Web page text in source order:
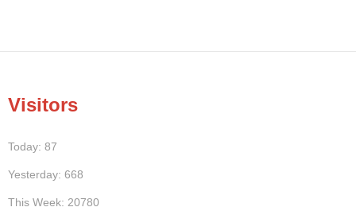
Visitors
Today: 87
Yesterday: 668
This Week: 20780